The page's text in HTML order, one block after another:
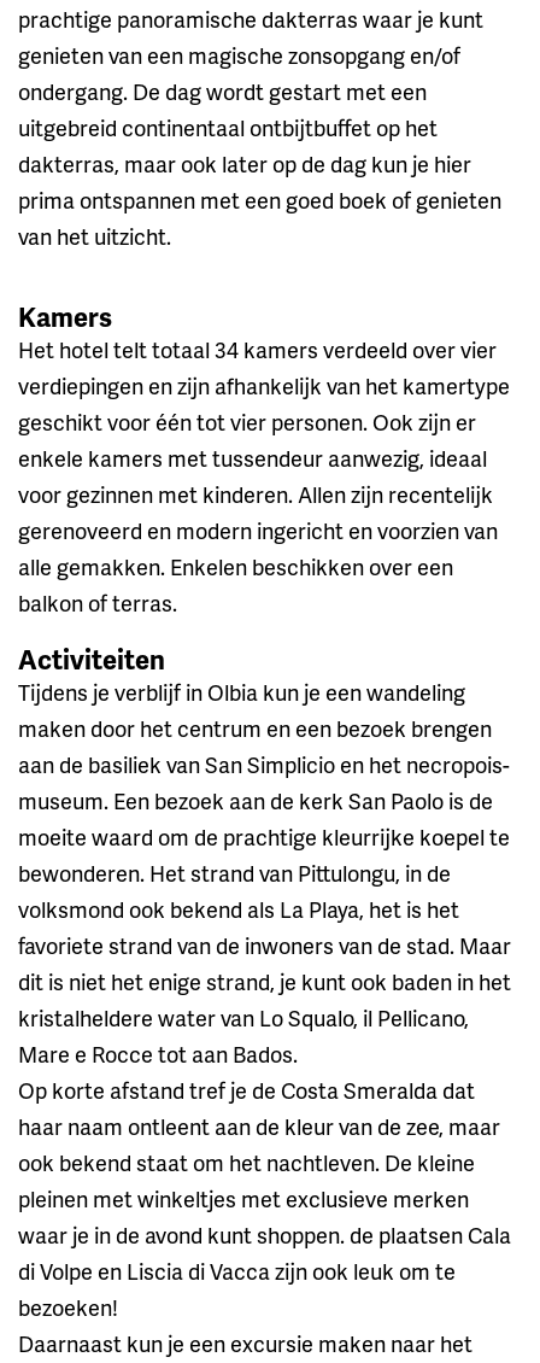
prachtige panoramische dakterras waar je kunt
genieten van een magische zonsopgang en/of
ondergang. De dag wordt gestart met een
uitgebreid continentaal ontbijtbuffet op het
dakterras, maar ook later op de dag kun je hier
prima ontspannen met een goed boek of genieten
van het uitzicht.
Kamers
Het hotel telt totaal 34 kamers verdeeld over vier
verdiepingen en zijn afhankelijk van het kamertype
geschikt voor één tot vier personen. Ook zijn er
enkele kamers met tussendeur aanwezig, ideaal
voor gezinnen met kinderen. Allen zijn recentelijk
gerenoveerd en modern ingericht en voorzien van
alle gemakken. Enkelen beschikken over een
balkon of terras.
Activiteiten
Tijdens je verblijf in Olbia kun je een wandeling
maken door het centrum en een bezoek brengen
aan de basiliek van San Simplicio en het necropois-
museum. Een bezoek aan de kerk San Paolo is de
moeite waard om de prachtige kleurrijke koepel te
bewonderen. Het strand van Pittulongu, in de
volksmond ook bekend als La Playa, het is het
favoriete strand van de inwoners van de stad. Maar
dit is niet het enige strand, je kunt ook baden in het
kristalheldere water van Lo Squalo, il Pellicano,
Mare e Rocce tot aan Bados.
Op korte afstand tref je de Costa Smeralda dat
haar naam ontleent aan de kleur van de zee, maar
ook bekend staat om het nachtleven. De kleine
pleinen met winkeltjes met exclusieve merken
waar je in de avond kunt shoppen. de plaatsen Cala
di Volpe en Liscia di Vacca zijn ook leuk om te
bezoeken!
Daarnaast kun je een excursie maken naar het